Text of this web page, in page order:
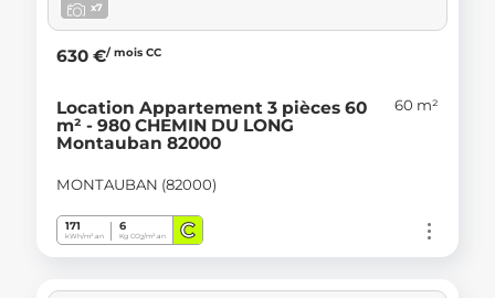
x7
630 €/ mois CC
Location Appartement 3 pièces 60
m² - 980 CHEMIN DU LONG
Montauban 82000
60 m²
MONTAUBAN (82000)
171
kWh/m².an
6
Kg CO2/m².an C